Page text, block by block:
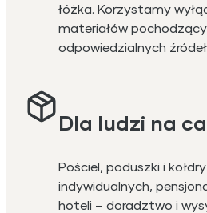
łóżka. Korzystamy
materiałów
odpowiedzialnych
Dla ludzi na
Pościel, poduszki i
indywidualnych,
hoteli – doradztwo i